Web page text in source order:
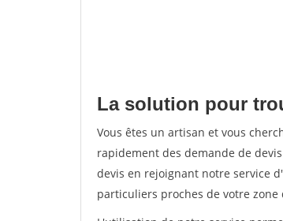
La solution pour
Vous êtes un artisan et vous
rapidement des demande de
devis en rejoignant notre service
particuliers proches de votre